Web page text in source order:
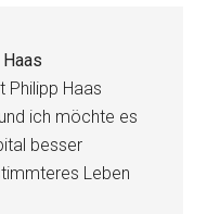
Philipp Haas
ich möchte es
besser
Leben